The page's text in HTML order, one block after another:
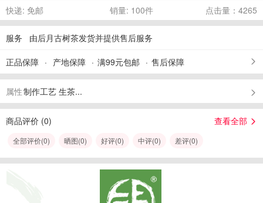
快递: 免邮
销量: 100件 点击量：4265
服务 由后月古树茶发货并提供售后服务
正品保障 产地保障 满99元包邮 售后保障
属性制作工艺 生茶...
商品评价 (0) 查看全部
全部评价(0) 晒图(0) 好评(0) 中评(0) 差评(0)